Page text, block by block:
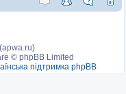
© phpBB Limited
підтримка phpBB